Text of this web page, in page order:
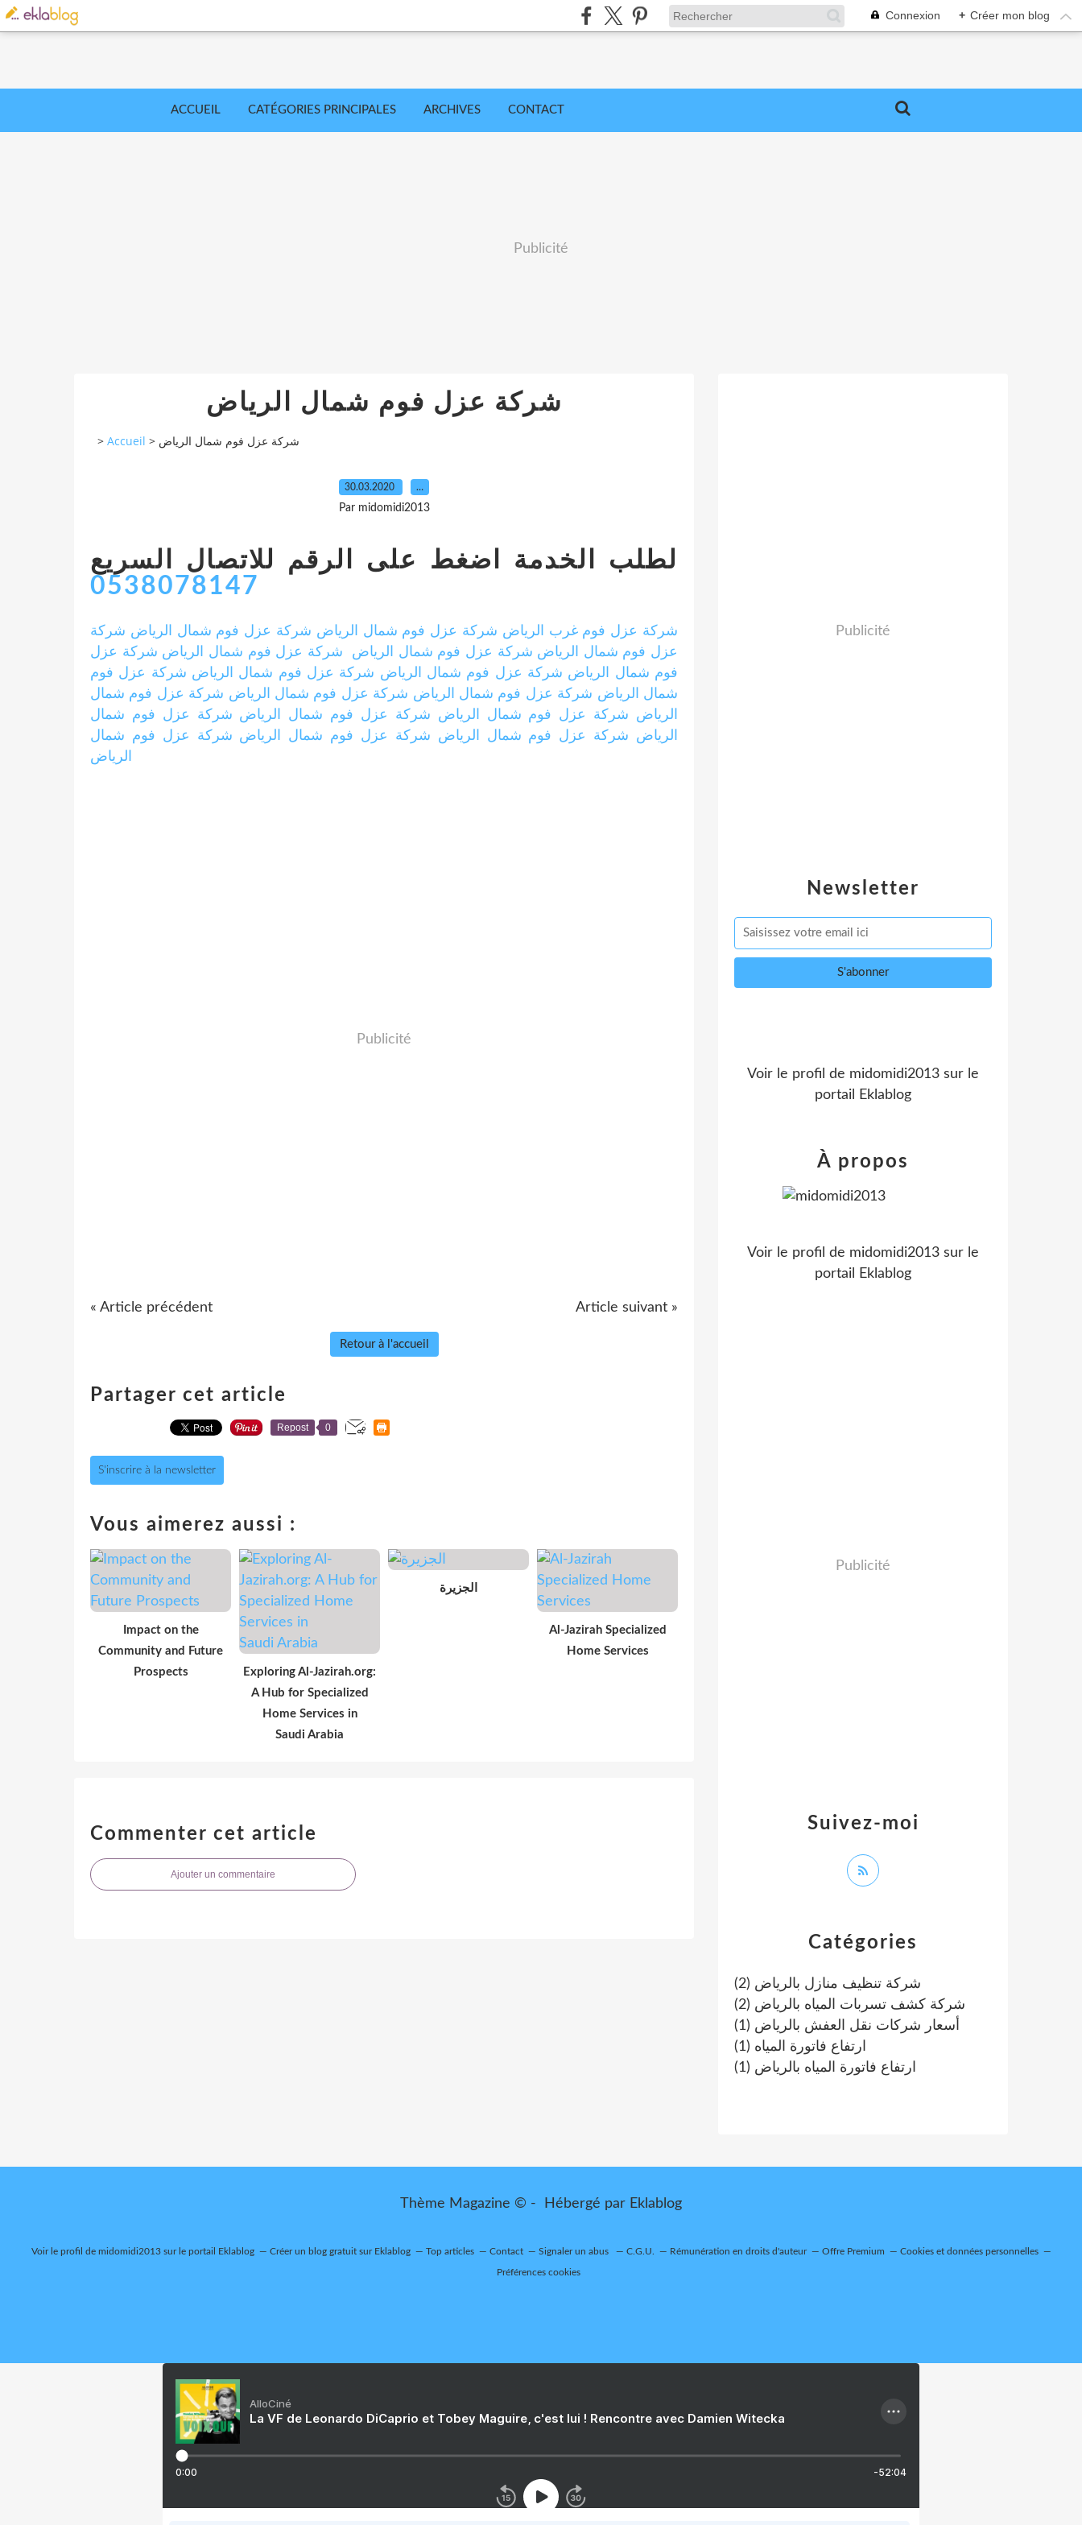
Connexion + Créer mon blog
ACCUEIL CATÉGORIES PRINCIPALES ARCHIVES CONTACT
Publicité
شركة عزل فوم شمال الرياض
> Accueil > شركة عزل فوم شمال الرياض
30.03.2020 …
Par midomidi2013
لطلب الخدمة اضغط على الرقم للاتصال السريع
0538078147
شركة عزل فوم غرب الرياض شركة عزل فوم شمال الرياض شركة عزل فوم شمال الرياض شركة
عزل فوم شمال الرياض شركة عزل فوم شمال الرياض شركة عزل فوم شمال الرياض شركة عزل
فوم شمال الرياض شركة عزل فوم شمال الرياض شركة عزل فوم شمال الرياض شركة عزل فوم
شمال الرياض شركة عزل فوم شمال الرياض شركة عزل فوم شمال الرياض شركة عزل فوم شمال
الرياض
شركة عزل فوم شمال الرياض شركة عزل فوم شمال الرياض شركة عزل فوم شمال
الرياض
شركة عزل فوم شمال الرياض شركة عزل فوم شمال الرياض شركة عزل فوم شمال
الرياض
Publicité
« Article précédent Article suivant »
Retour à l'accueil
Partager cet article
Repost 0
S'inscrire à la newsletter
Vous aimerez aussi :
Impact on the
Community and Future
Prospects
Exploring Al-Jazirah.org:
A Hub for Specialized
Home Services in
Saudi Arabia
الجزيرة
Al-Jazirah Specialized
Home Services
Commenter cet article
Ajouter un commentaire
Newsletter
Publicité
Catégories
شركة تنظيف منازل بالرياض (2)
شركة كشف تسربات المياه بالرياض (2)
أسعار شركات نقل العفش بالرياض (1)
ارتفاع فاتورة المياه (1)
ارتفاع فاتورة المياه بالرياض (1)
Voir le profil de midomidi2013 sur le
portail Eklablog
Suivez-moi
À propos
Voir le profil de midomidi2013 sur le
portail Eklablog
Publicité
Thème Magazine © - Hébergé par Eklablog
Voir le profil de midomidi2013sur le portail Eklablog Créer un blog gratuit sur Eklablog Top articles Contact Signaler un abus C.G.U. Rémunération en droits d'auteur Offre Premium Cookies et données personnelles
Préférences cookies
AlloCiné
La VF de Leonardo DiCaprio et Tobey Maguire, c'est lui ! Rencontre avec Damien Witecka
0:00 -52:04